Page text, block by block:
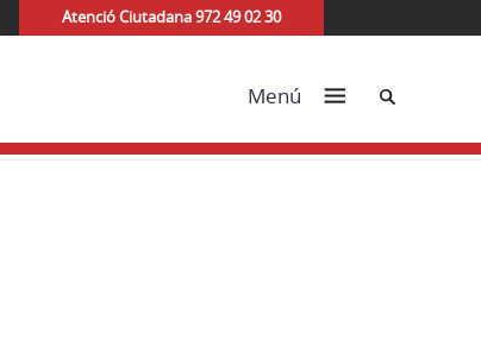
Atenció Ciutadana 972 49 02 30
Menú Cerca